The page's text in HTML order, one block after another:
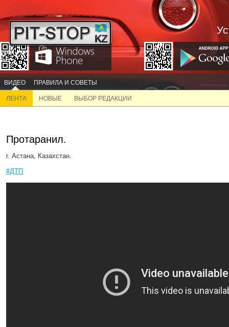
ВИДЕО ПРАВИЛА И СОВЕТЫ
ЛЕНТА НОВЫЕ ВЫБОР РЕДАКЦИИ
Протаранил.
г. Астана, Казахстан.
#ДТП